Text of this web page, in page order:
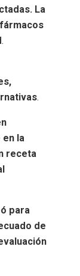
La
.
.
la
receta
para
de